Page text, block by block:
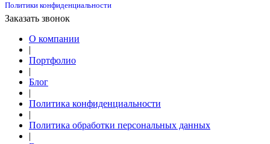
Политики конфиденциальности
Заказать звонок
О компании
|
Портфолио
|
Блог
|
Политика конфиденциальности
|
Политика обработки персональных данных
|